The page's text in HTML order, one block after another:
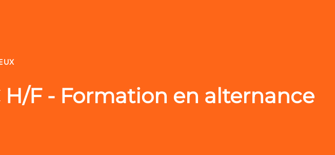
F - Formation en alternance